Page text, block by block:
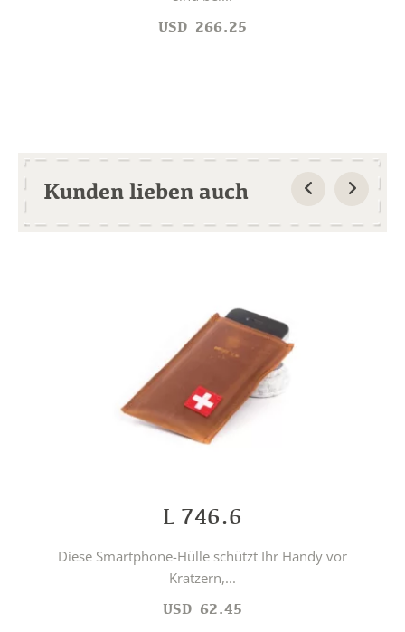
USD 266.25
Kunden lieben auch
L 746.6
Diese Smartphone-Hülle schützt Ihr Handy vor
Kratzern,...
USD 62.45